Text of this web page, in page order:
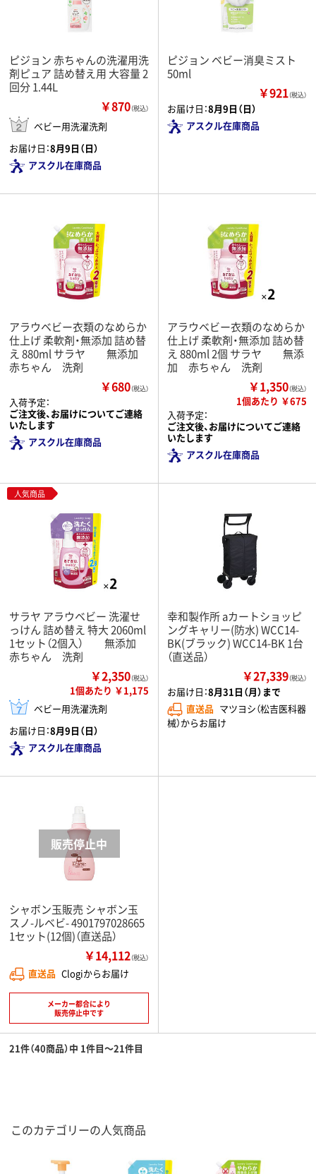
ピジョン 赤ちゃんの洗濯用洗
剤ピュア 詰め替え用 大容量 2
回分 1.44L
￥870（税込）
ベビー用洗濯洗剤
お届け日：8月9日（日）
アスクル在庫商品
ピジョン ベビー消臭ミスト
50ml
￥921（税込）
お届け日：8月9日（日）
アスクル在庫商品
アラウベビー衣類のなめらか
仕上げ 柔軟剤・無添加 詰め替
え 880ml サラヤ 無添加
赤ちゃん 洗剤
￥680（税込）
入荷予定：
ご注文後、お届けについてご連絡
いたします
アスクル在庫商品
アラウベビー衣類のなめらか
仕上げ 柔軟剤・無添加 詰め替
え 880ml 2個 サラヤ 無添
加 赤ちゃん 洗剤
￥1,350（税込）
1個あたり ￥675
入荷予定：
ご注文後、お届けについてご連絡
いたします
アスクル在庫商品
人気商品
サラヤ アラウベビー 洗濯せ
っけん 詰め替え 特大 2060ml
1セット（2個入） 無添加
赤ちゃん 洗剤
￥2,350（税込）
1個あたり ￥1,175
ベビー用洗濯洗剤
お届け日：8月9日（日）
アスクル在庫商品
幸和製作所 aカートショッピ
ングキャリー(防水) WCC14-
BK(ブラック) WCC14-BK 1台
（直送品）
￥27,339（税込）
お届け日：8月31日（月）まで
直送品 マツヨシ（松吉医科器
械）からお届け
シャボン玉販売 シャボン玉
スノ-ルベビ- 4901797028665
1セット(12個)（直送品）
￥14,112（税込）
直送品 Clogiからお届け
メーカー都合により
販売停止中です
21件（40商品）中 1件目～21件目
このカテゴリーの人気商品